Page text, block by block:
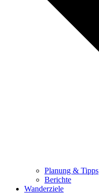
Planung & Tipps
Berichte
Wanderziele